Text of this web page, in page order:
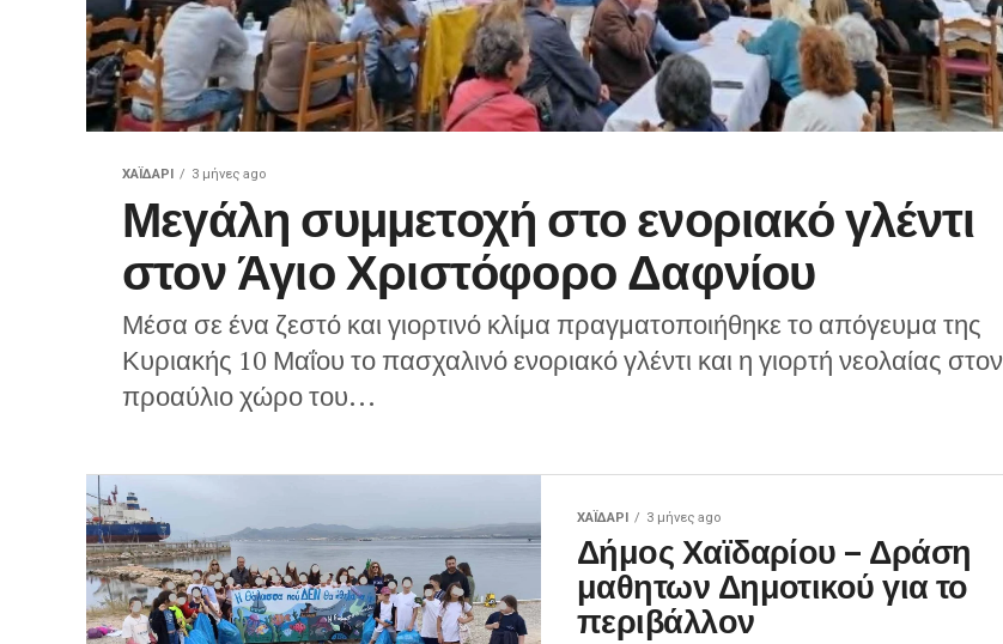
ΧΑΪΔΑΡΙ 3 μήνες ago
Μεγάλη συμμετοχή στο ενοριακό γλέντι
στον Άγιο Χριστόφορο Δαφνίου
Μέσα σε ένα ζεστό και γιορτινό κλίμα πραγματοποιήθηκε το απόγευμα της
Κυριακής 10 Μαΐου το πασχαλινό ενοριακό γλέντι και η γιορτή νεολαίας στον
προαύλιο χώρο του...
ΧΑΪΔΑΡΙ 3 μήνες ago
Δήμος Χαϊδαρίου – Δράση
μαθητων Δημοτικού για το
περιβάλλον